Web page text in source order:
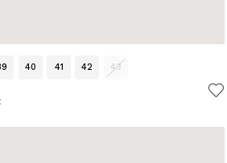
40 41 42 43